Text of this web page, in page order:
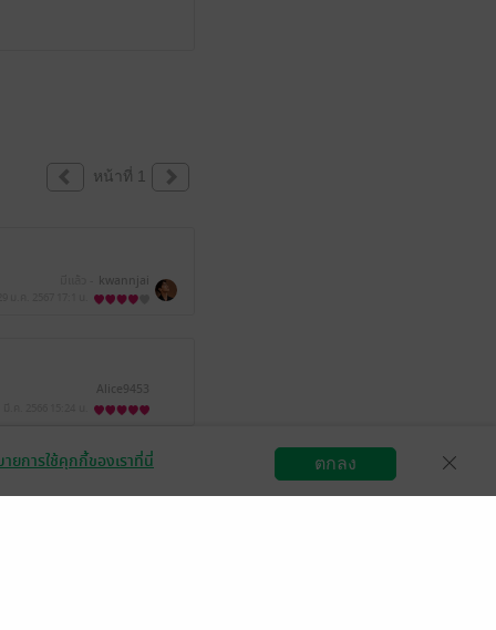
หน้าที่ 1
kwannjai
Alice9453
สมัครขายอีบุ๊ก วิธีการใช้งาน
ายการใช้คุกกี้ของเราที่นี่ ตกลง